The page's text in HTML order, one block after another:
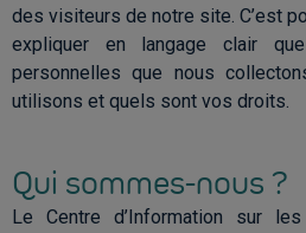
des visiteurs de notre site. C’est
expliquer en langage clair
personnelles que nous
utilisons et quels sont vos droits.
Qui sommes-nous ?
Le Centre d’Information sur